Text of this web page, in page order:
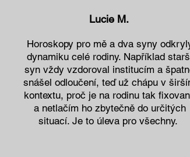
Lucie M.
Horoskopy pro mě a dva syny
dynamiku celé rodiny. Například
syn vždy vzdoroval institucím a
snášel odloučení, teď už chápu v
kontextu, proč je na rodinu tak
a netlačím ho zbytečně do určitých
situací. Je to úleva pro všechny.